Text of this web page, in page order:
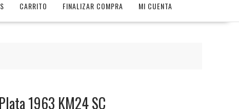
CARRITO FINALIZAR COMPRA MI CUENTA
1963 KM24 SC